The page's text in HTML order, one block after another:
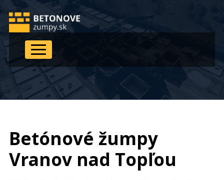
Betónové žumpy
Vranov nad Topľou